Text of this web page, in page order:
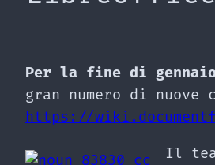
Per la fine di
gran numero di
https://
Il